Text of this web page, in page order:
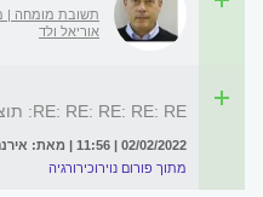
תשובת מומחה |
אוריאל ולד
RE: RE: RE: RE: RE: תוצאות בדיקת CT מוח
02/02/2022 | 11:56 | מאת: אירנה קוביל
מתוך פורום נוירוכירורגיה